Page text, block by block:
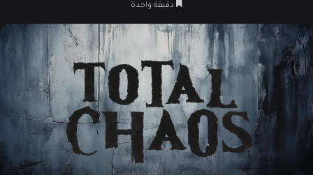
دقيقة واحدة